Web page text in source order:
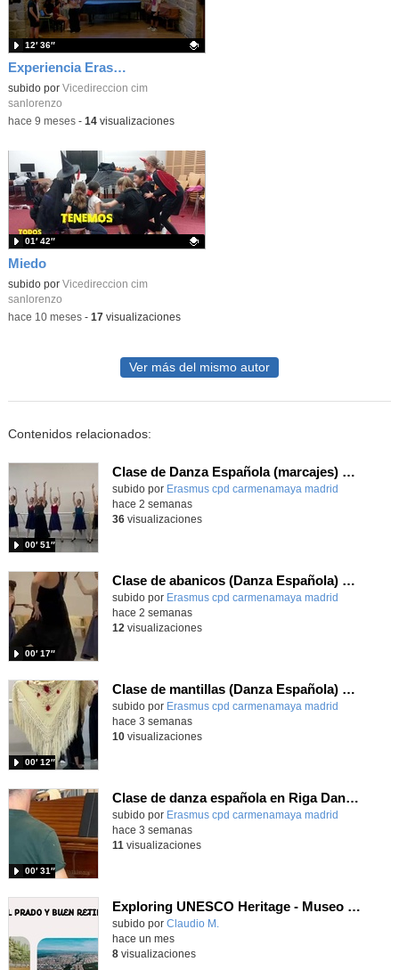
Experiencia Erasmus en Dresde, Alemania
Contenido educativo.
subido por Vicedireccion cim
sanlorenzo
12′ 36″
-hace 9 meses- 14visualizaciones
Miedo
Contenido educativo.
subido por Vicedireccion cim
sanlorenzo
01′ 42″
-hace 10 meses- 17 visualizaciones
Ver más del mismo autor
Contenidos relacionados:
Clase de Danza Española (marcajes) en intercambio Erasmus+
Contenido educativo.
subido por Erasmus cpd carmenamaya madrid
00′ 51″
hace 2 semanas
36visualizaciones
Clase de abanicos (Danza Española) en intercambio Erasmus+
Contenido educativo.
subido por Erasmus cpd carmenamaya madrid
00′ 17″
hace 2 semanas
12 visualizaciones
Clase de mantillas (Danza Española) en intercambio Erasmus+
Contenido educativo.
subido por Erasmus cpd carmenamaya madrid
00′ 12″
hace 3 semanas
10visualizaciones
Clase de danza española en Riga Dance School Erasmus+
Contenido educativo.
subido por Erasmus cpd carmenamaya madrid
00′ 31″
hace 3 semanas
11 visualizaciones
Exploring UNESCO Heritage - Museo del Prado
Contenido educativo.
subido por Claudio M.
hace un mes
8visualizaciones